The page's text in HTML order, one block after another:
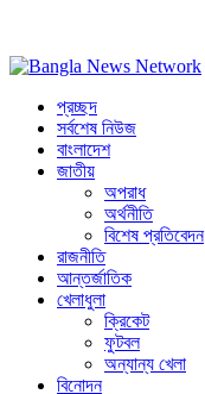
প্রচ্ছদ
সর্বশেষ নিউজ
বাংলাদেশ
জাতীয়
অপরাধ
অর্থনীতি
বিশেষ প্রতিবেদন
রাজনীতি
আন্তর্জাতিক
খেলাধুলা
ক্রিকেট
ফুটবল
অন্যান্য খেলা
বিনোদন